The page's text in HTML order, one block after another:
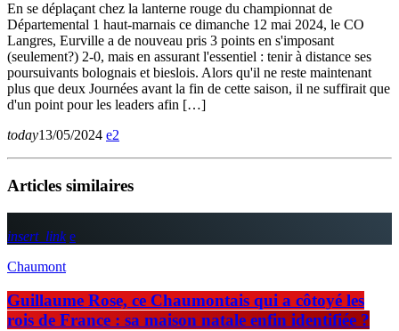
En se déplaçant chez la lanterne rouge du championnat de
Départemental 1 haut-marnais ce dimanche 12 mai 2024, le CO
Langres, Eurville a de nouveau pris 3 points en s'imposant
(seulement?) 2-0, mais en assurant l'essentiel : tenir à distance ses
poursuivants bolognais et bieslois. Alors qu'il ne reste maintenant
plus que deux Journées avant la fin de cette saison, il ne suffirait que
d'un point pour les leaders afin […]
today13/05/2024 2
Articles similaires
insert_link
Chaumont
Guillaume Rose, ce Chaumontais qui a côtoyé les
rois de France : sa maison natale enfin identifiée ?